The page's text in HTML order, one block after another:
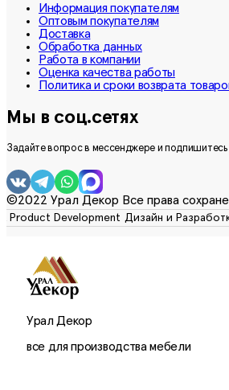
Информация покупателям
Оптовым покупателям
Доставка
Обработка данных
Работа в компании
Оценка качества работы
Политика и сроки возврата
Мы в соц.сетях
Задайте вопрос в мессенджере и
©2022 Урал Декор Все права
Урал Декор
все для производства мебели